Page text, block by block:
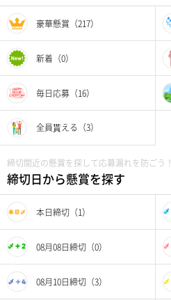
豪華懸賞（217）
新着（0）
毎日応募（16）
全員貰える（3）
締切間近の懸賞を探して応募漏れを防ごう！
締切日から懸賞を探す
本日締切（1）
08月08日締切（0）
08月10日締切（3）